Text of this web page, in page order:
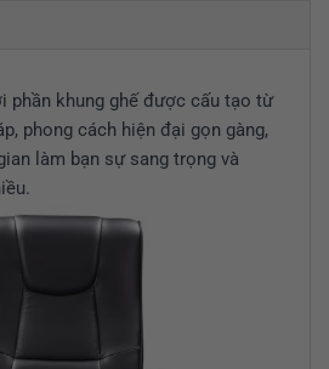
phần khung ghế được cấu tạo từ
phong cách hiện đại gọn gàng,
làm bạn sự sang trọng và